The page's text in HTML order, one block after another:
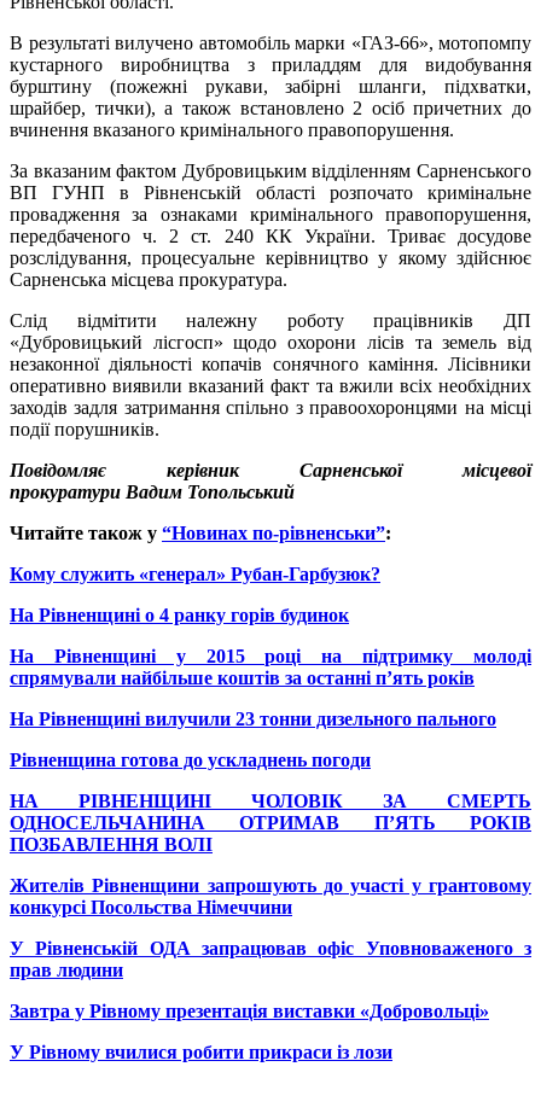
В результаті вилучено автомобіль марки «ГАЗ-66», мотопомпу
кустарного виробництва з приладдям для видобування
бурштину (пожежні рукави, забірні шланги, підхватки,
шрайбер, тички), а також встановлено 2 осіб причетних до
вчинення вказаного кримінального правопорушення.
За вказаним фактом Дубровицьким відділенням Сарненського
ВП ГУНП в Рівненській області розпочато кримінальне
провадження за ознаками кримінального правопорушення,
передбаченого ч. 2 ст. 240 КК України. Триває досудове
розслідування, процесуальне керівництво у якому здійснює
Сарненська місцева прокуратура.
Слід відмітити належну роботу працівників ДП
«Дубровицький лісгосп» щодо охорони лісів та земель від
незаконної діяльності копачів сонячного каміння. Лісівники
оперативно виявили вказаний факт та вжили всіх необхідних
заходів задля затримання спільно з правоохоронцями на місці
події порушників.
Повідомляє керівник Сарненської місцевої
прокуратури Вадим Топольський
Читайте також у “Новинах по-рівненськи”:
Кому служить «генерал» Рубан-Гарбузюк?
На Рівненщині о 4 ранку горів будинок
На Рівненщині у 2015 році на підтримку молоді
спрямували найбільше коштів за останні п’ять років
На Рівненщині вилучили 23 тонни дизельного пального
Рівненщина готова до ускладнень погоди
НА РІВНЕНЩИНІ ЧОЛОВІК ЗА СМЕРТЬ
ОДНОСЕЛЬЧАНИНА ОТРИМАВ П’ЯТЬ РОКІВ
ПОЗБАВЛЕННЯ ВОЛІ
Жителів Рівненщини запрошують до участі у грантовому
конкурсі Посольства Німеччини
У Рівненській ОДА запрацював офіс Уповноваженого з
прав людини
Завтра у Рівному презентація виставки «Добровольці»
У Рівному вчилися робити прикраси із лози